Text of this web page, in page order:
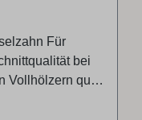
Für
Vollhölzern quer